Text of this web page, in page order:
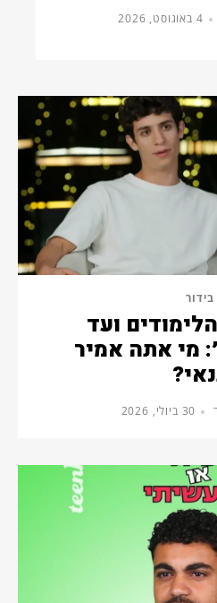
4 באוגוסט, 2026
בידור
ועד
מי אתה אמיר
30 ביולי, 2026